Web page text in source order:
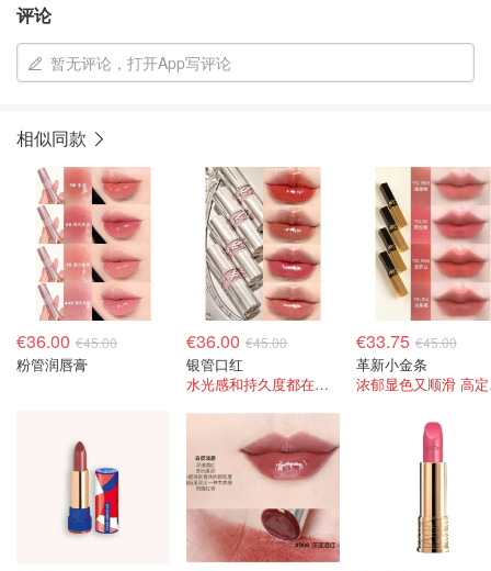
评论
暂无评论，打开App写评论
相似同款
€36.00 €45.00
粉管润唇膏
€36.00 €45.00
银管口红
水光感和持久度都在线！
€33.75 €45.00
革新小金条
浓